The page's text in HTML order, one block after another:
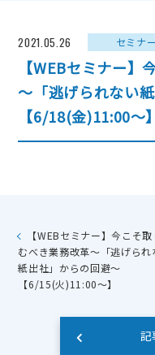
2021.05.26 セミナー
【WEBセミナー】
～「逃げられない
【6/18(金)11:00～】
【WEBセミナー】今こそ取
むべき業務改革～「逃げられ
紙出社」からの回避～
【6/15(火)11:00～】
記